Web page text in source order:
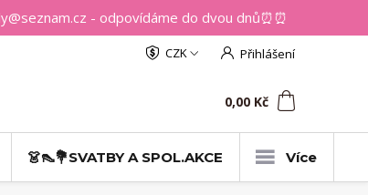
- odpovídáme do dvou dnů⏰⏰
CZK
Přihlášení
0,00 Kč
👗👠💐SVATBY A SPOL.AKCE Více